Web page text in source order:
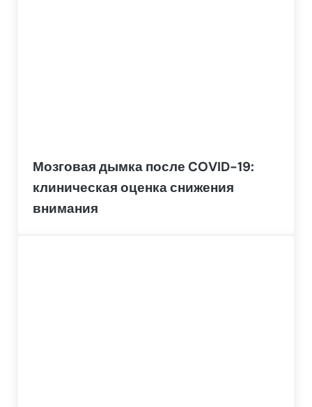
Мозговая дымка после COVID-19:
клиническая оценка снижения
внимания